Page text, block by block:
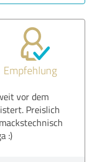
Empfehlung
vor dem
Preislich
:)